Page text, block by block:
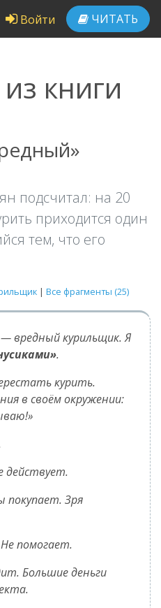
Войти ЧИТАТЬ
книги
подсчитал: на 20
приходится один
тем, что его
| Все фрагменты (25)
вредный курильщик. Я
.
курить.
в своём окружении:
действует.
покупает. Зря
помогает.
Большие деньги